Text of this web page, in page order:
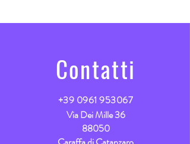
Contatti
+39 0961 953067
Via Dei Mille 36
88050